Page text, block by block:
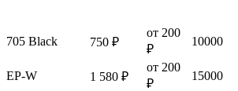
705 Black 750 ₽
от 200
₽
10000
EP-W 1 580 ₽
от 200
₽
15000